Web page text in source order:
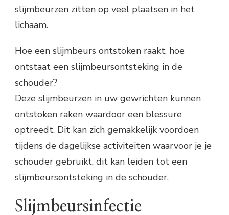
slijmbeurzen zitten op veel plaatsen in het
lichaam.
Hoe een slijmbeurs ontstoken raakt, hoe
ontstaat een slijmbeursontsteking in de
schouder?
Deze slijmbeurzen in uw gewrichten kunnen
ontstoken raken waardoor een blessure
optreedt. Dit kan zich gemakkelijk voordoen
tijdens de dagelijkse activiteiten waarvoor je je
schouder gebruikt, dit kan leiden tot een
slijmbeursontsteking in de schouder.
Slijmbeursinfectie